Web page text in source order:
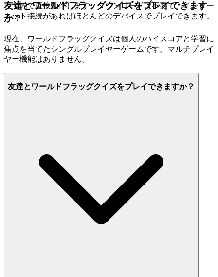
ウザ内で直接動作します。ダウンロードは不要で、インター
ネット接続があればほとんどのデバイスでプレイできます。
友達とワールドフラッグクイズをプレイできます
か？
現在、ワールドフラッグクイズは個人のハイスコアと学習に
焦点を当てたシングルプレイヤーゲームです。マルチプレイ
ヤー機能はありません。
友達とワールドフラッグクイズをプレイできますか？